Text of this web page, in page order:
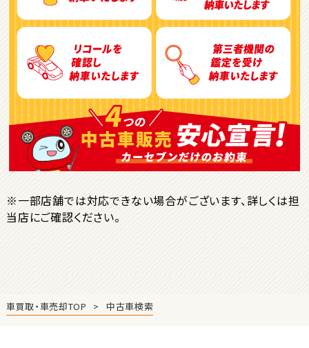
位
トヨタ
ヴォクシー
ＳＵＶ・クロカン
1 位
トヨタ
ヤリスクロス
※一部店舗では対応できない場合がございます、詳しくは担
当店にご確認ください。
車買取・車売却TOP 中古車検索